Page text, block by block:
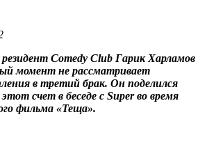
Comedy Club Гарик Харламов
момент не рассматривает
в третий брак. Он поделился
счет в беседе с Super во время
фильма «Теща».